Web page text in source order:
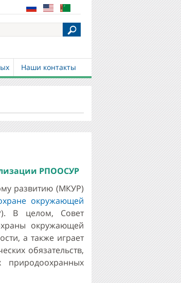
Наши контакты
РПООСУР
развитию (МКУР)
окружающей
В целом, Совет
окружающей
а также играет
обязательств,